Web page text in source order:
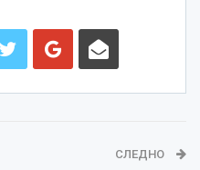
СЛЕДНО